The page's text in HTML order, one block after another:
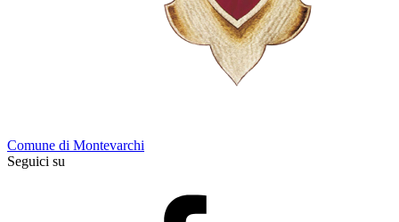
Comune di Montevarchi
Seguici su